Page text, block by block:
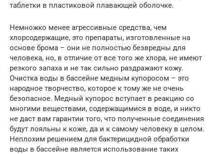
таблетки в пластиковой плавающей оболочке.
Немножко менее агрессивные средства, чем
хлорсодержащие, это препараты, изготовленные на
основе брома – они не полностью безвредны для
человека, но, в отличие от все того же хлора, не имеют
резкого запаха и не так сильно раздражают кожу.
Очистка воды в бассейне медным купоросом – это
народное творчество, которое к тому же не очень
безопасное. Медный купорос вступает в реакцию со
многими веществами, содержащимися в воде, и никто
не даст вам гарантии того, что полученные соединения
будут лояльны к коже, да и к самому человеку в целом.
Неплохим решением для бактерицидной обработки
воды в бассейне является использование таких